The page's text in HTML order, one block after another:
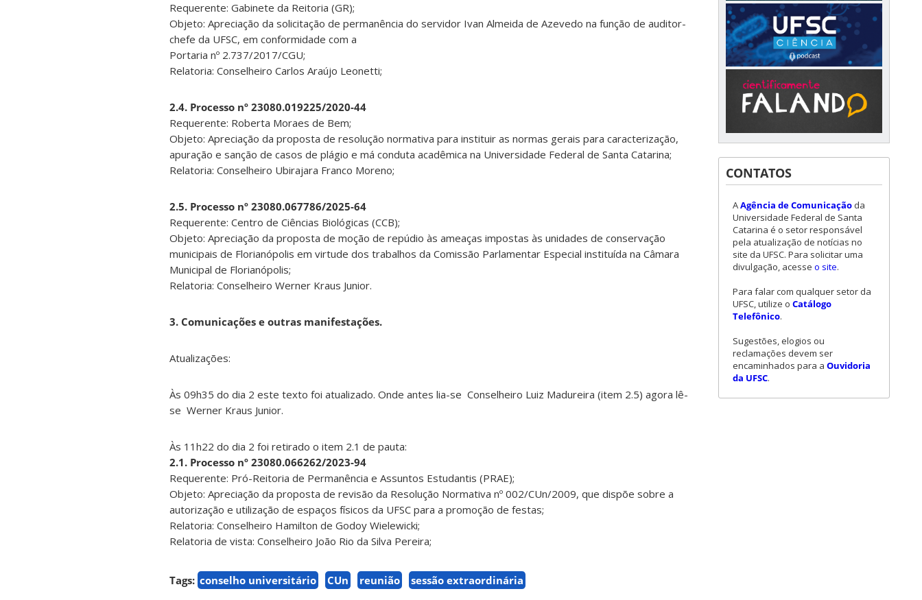
Requerente: Gabinete da Reitoria (GR);
Objeto: Apreciação da solicitação de permanência do servidor Ivan Almeida de Azevedo na função de auditor-
chefe da UFSC, em conformidade com a
Portaria nº 2.737/2017/CGU;
Relatoria: Conselheiro Carlos Araújo Leonetti;
2.4. Processo nº 23080.019225/2020-44
Requerente: Roberta Moraes de Bem;
Objeto: Apreciação da proposta de resolução normativa para instituir as normas gerais para caracterização,
apuração e sanção de casos de plágio e má conduta acadêmica na Universidade Federal de Santa Catarina;
Relatoria: Conselheiro Ubirajara Franco Moreno;
2.5. Processo nº 23080.067786/2025-64
Requerente: Centro de Ciências Biológicas (CCB);
Objeto: Apreciação da proposta de moção de repúdio às ameaças impostas às unidades de conservação
municipais de Florianópolis em virtude dos trabalhos da Comissão Parlamentar Especial instituída na Câmara
Municipal de Florianópolis;
Relatoria: Conselheiro Werner Kraus Junior.
3. Comunicações e outras manifestações.
Atualizações:
Às 09h35 do dia 2 este texto foi atualizado. Onde antes lia-se Conselheiro Luiz Madureira (item 2.5) agora lê-
se Werner Kraus Junior.
Às 11h22 do dia 2 foi retirado o item 2.1 de pauta:
2.1. Processo nº 23080.066262/2023-94
Requerente: Pró-Reitoria de Permanência e Assuntos Estudantis (PRAE);
Objeto: Apreciação da proposta de revisão da Resolução Normativa nº 002/CUn/2009, que dispõe sobre a
autorização e utilização de espaços físicos da UFSC para a promoção de festas;
Relatoria: Conselheiro Hamilton de Godoy Wielewicki;
Relatoria de vista: Conselheiro João Rio da Silva Pereira;
Tags: conselho universitário CUn reunião sessão extraordinária
CONTATOS
AAgência de Comunicação da
Universidade Federal de Santa
Catarina é o setor responsável
pela atualização de notícias no
site da UFSC. Para solicitar uma
divulgação, acesse o site.
Para falar com qualquer setor da
UFSC, utilize o Catálogo
Telefônico.
Sugestões, elogios ou
reclamações devem ser
encaminhados para a Ouvidoria
da UFSC.